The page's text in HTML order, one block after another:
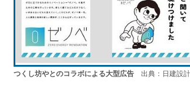
つくし坊やとのコラボによる大型広告出典：日建設計